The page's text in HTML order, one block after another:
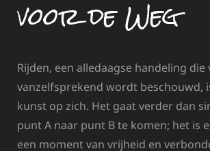
voor de Weg
Rijden, een alledaagse handeling die
vanzelfsprekend wordt beschouwd,
kunst op zich. Het gaat verder dan
punt A naar punt B te komen; het is
een moment van vrijheid en